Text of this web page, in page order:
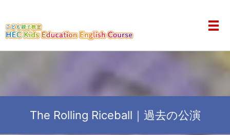
メ
The Rolling Riceball｜過去の公演